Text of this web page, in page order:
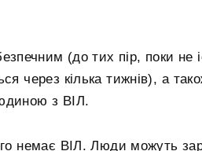
(до тих пір, поки не
через кілька тижнів), а
з ВІЛ.
немає ВІЛ. Люди можуть